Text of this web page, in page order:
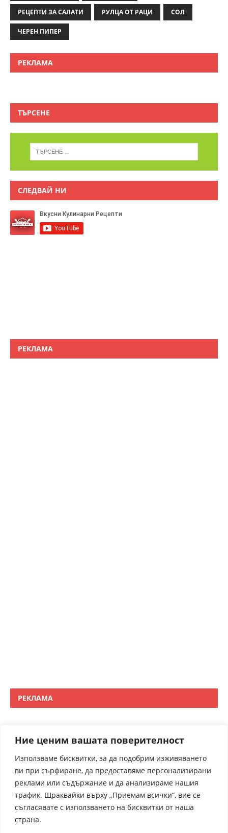
Ние ценим вашата поверителност
Използваме бисквитки, за да подобрим изживяването
ви при сърфиране, да предоставяме персонализирани
реклами или съдържание и да анализираме нашия
трафик. Щраквайки върху „Приемам всички“, вие се
съгласявате с използването на бисквитки от наша
страна.
РЕЦЕПТИ ЗА САЛАТИ РУЛЦА ОТ РАЦИ СОЛ
ЧЕРЕН ПИПЕР
РЕКЛАМА
ТЪРСЕНЕ
СЛЕДВАЙ НИ
РЕКЛАМА
РЕКЛАМА